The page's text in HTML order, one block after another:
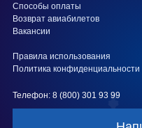
Способы оплаты
Возврат авиабилетов
Вакансии
Правила использования
Политика конфиденциальности
Телефон: 8 (800) 301 93 99